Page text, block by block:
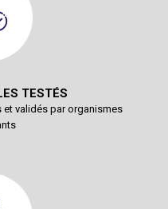
TESTÉS
validés par organismes